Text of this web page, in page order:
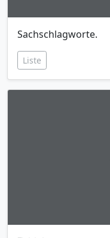
Sachschlagworte.
Liste